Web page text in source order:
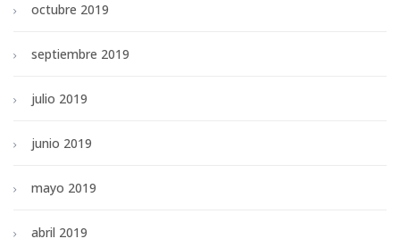
octubre 2019
septiembre 2019
julio 2019
junio 2019
mayo 2019
abril 2019